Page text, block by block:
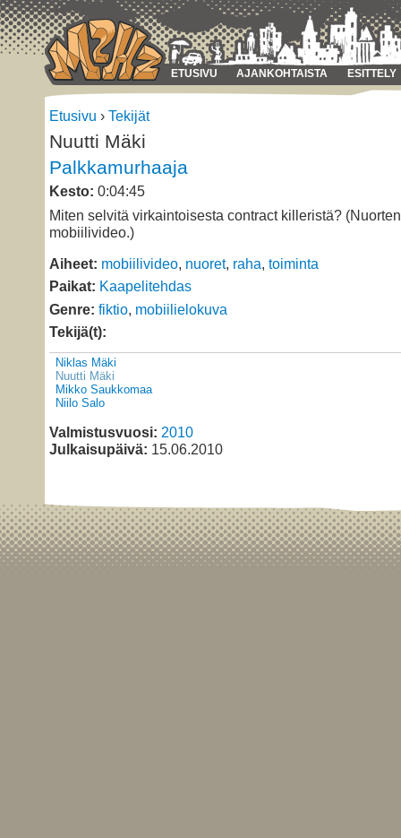
ETUSIVU AJANKOHTAISTA ESITTELY
Etusivu › Tekijät
Nuutti Mäki
Palkkamurhaaja
Kesto: 0:04:45
Miten selvitä virkaintoisesta contract killeristä?
mobiilivideo.)
Aiheet: mobiilivideo, nuoret, raha, toiminta
Paikat: Kaapelitehdas
Genre: fiktio, mobiilielokuva
Tekijä(t):
Niklas Mäki
Nuutti Mäki
Mikko Saukkomaa
Niilo Salo
Valmistusvuosi: 2010
Julkaisupäivä: 15.06.2010